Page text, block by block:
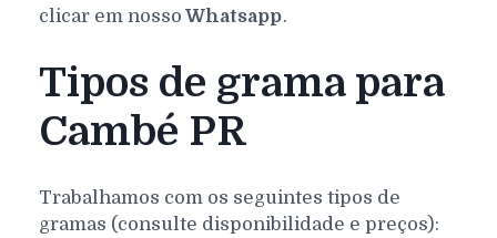
clicar em nosso Whatsapp.
Tipos de grama para
Cambé PR
Trabalhamos com os seguintes tipos de
gramas (consulte disponibilidade e preços):